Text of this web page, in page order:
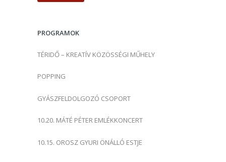
:PROGRAMOK
TÉRIDŐ – KREATÍV KÖZÖSSÉGI MŰHELY
POPPING
GYÁSZFELDOLGOZÓ CSOPORT
10.20. MÁTÉ PÉTER EMLÉKKONCERT
10.15. OROSZ GYURI ÖNÁLLÓ ESTJE